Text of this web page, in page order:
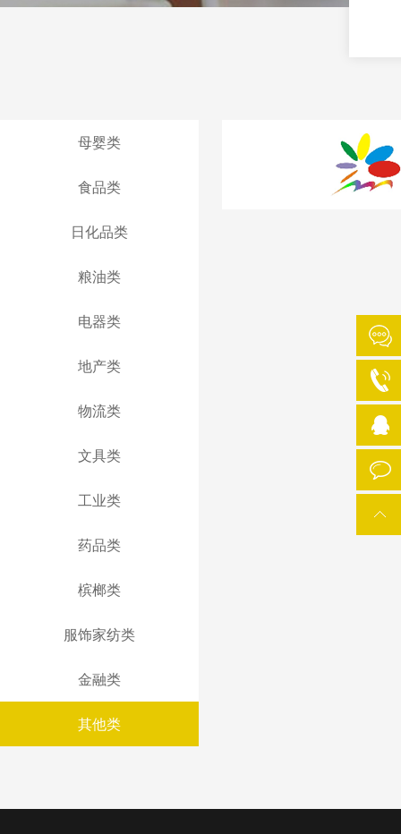
母婴类
食品类
日化品类
粮油类
电器类
地产类
物流类
文具类
工业类
药品类
槟榔类
服饰家纺类
金融类
其他类